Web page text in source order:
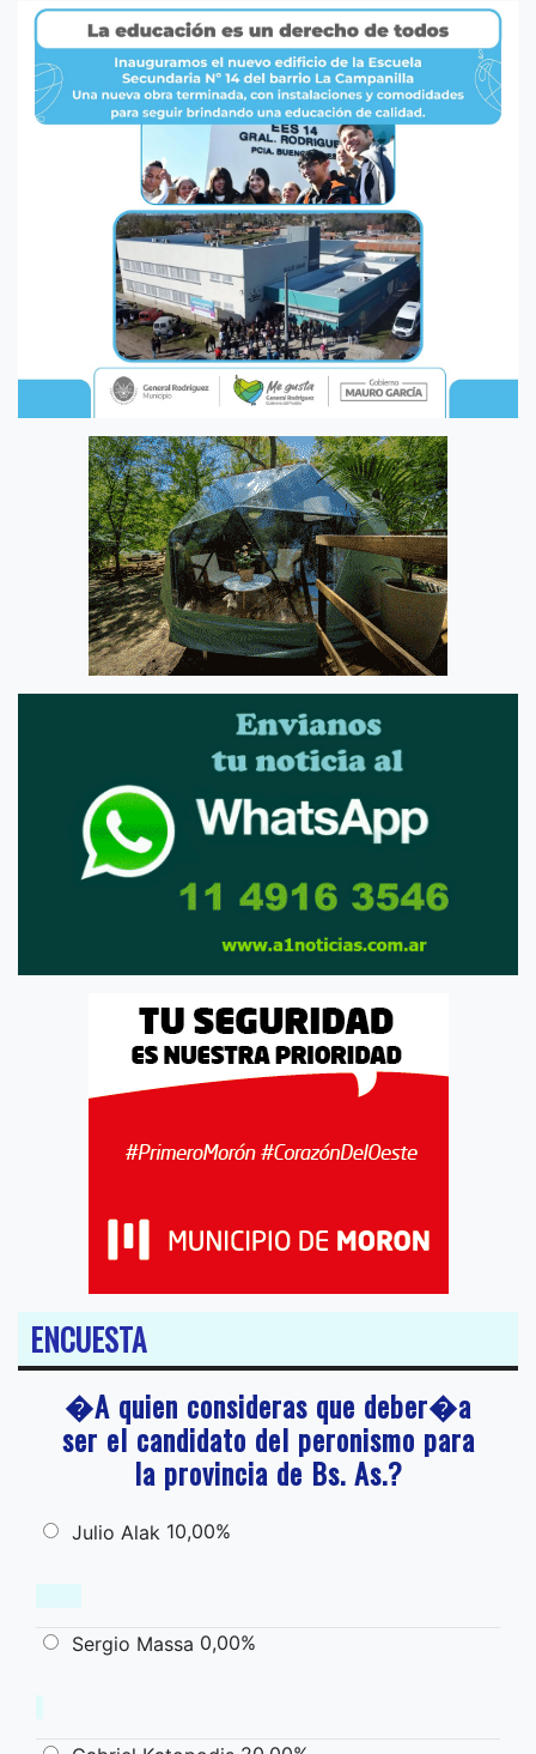
ENCUESTA
�A quien consideras que deber�a
ser el candidato del peronismo para
la provincia de Bs. As.?
Julio Alak 10,00%
Sergio Massa 0,00%